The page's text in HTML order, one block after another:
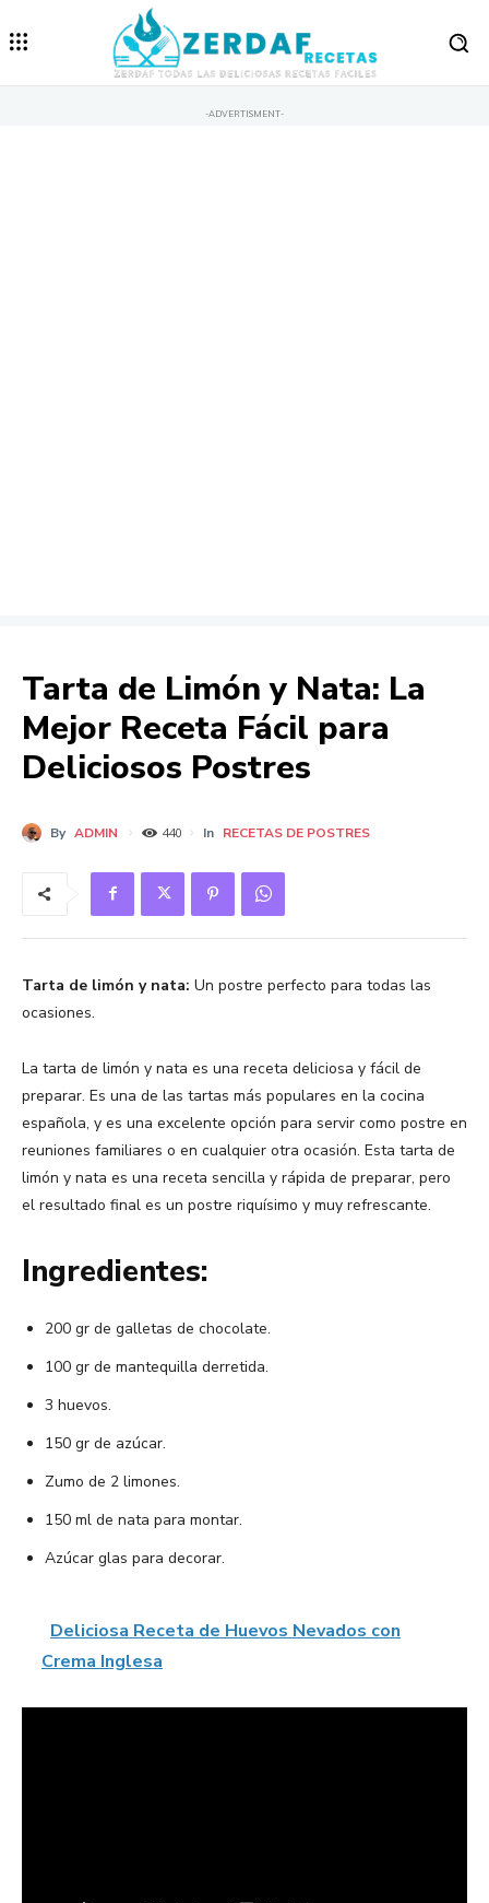
-ADVERTISMENT-
Tarta de Limón y Nata: La
Mejor Receta Fácil para
Deliciosos Postres
By ADMIN 440 In RECETAS DE POSTRES
Tarta de limón y nata: Un postre perfecto para todas las
ocasiones.
La tarta de limón y nata es una receta deliciosa y fácil de
preparar. Es una de las tartas más populares en la cocina
española, y es una excelente opción para servir como postre en
reuniones familiares o en cualquier otra ocasión. Esta tarta de
limón y nata es una receta sencilla y rápida de preparar, pero
el resultado final es un postre riquísimo y muy refrescante.
Ingredientes:
200 gr de galletas de chocolate.
100 gr de mantequilla derretida.
3 huevos.
150 gr de azúcar.
Zumo de 2 limones.
150 ml de nata para montar.
Azúcar glas para decorar.
Deliciosa Receta de Huevos Nevados con
Crema Inglesa